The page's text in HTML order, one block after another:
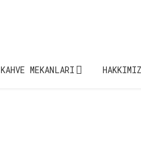
KAHVE MEKANLARI